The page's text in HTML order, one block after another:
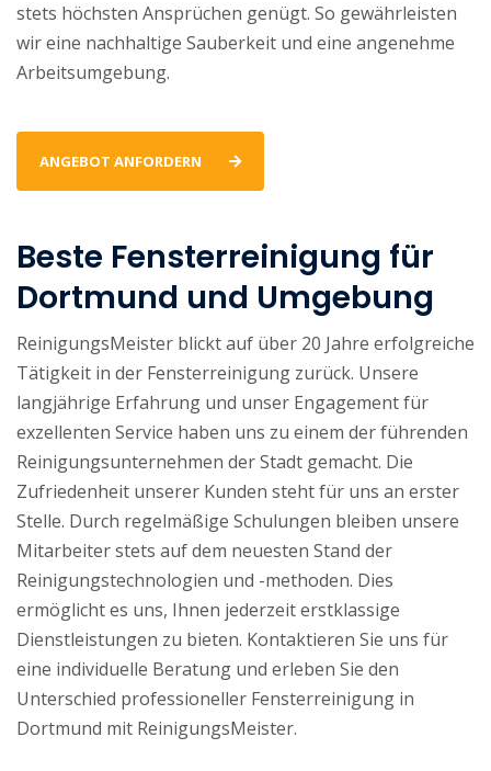
stets höchsten Ansprüchen genügt. So gewährleisten
wir eine nachhaltige Sauberkeit und eine angenehme
Arbeitsumgebung.
ANGEBOT ANFORDERN
Beste Fensterreinigung für
Dortmund und Umgebung
ReinigungsMeister blickt auf über 20 Jahre erfolgreiche
Tätigkeit in der Fensterreinigung zurück. Unsere
langjährige Erfahrung und unser Engagement für
exzellenten Service haben uns zu einem der führenden
Reinigungsunternehmen der Stadt gemacht. Die
Zufriedenheit unserer Kunden steht für uns an erster
Stelle. Durch regelmäßige Schulungen bleiben unsere
Mitarbeiter stets auf dem neuesten Stand der
Reinigungstechnologien und -methoden. Dies
ermöglicht es uns, Ihnen jederzeit erstklassige
Dienstleistungen zu bieten. Kontaktieren Sie uns für
eine individuelle Beratung und erleben Sie den
Unterschied professioneller Fensterreinigung in
Dortmund mit ReinigungsMeister.